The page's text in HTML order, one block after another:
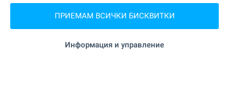
ВИЖТЕ ОЩЕ
ПРИЕМАМ ВСИЧКИ БИСКВИТКИ
Информация и управление